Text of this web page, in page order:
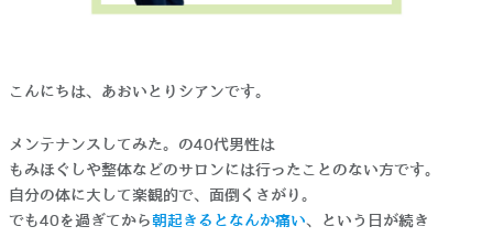
こんにちは、あおいとりシアンです。
メンテナンスしてみた。の40代男性は
もみほぐしや整体などのサロンには行ったことのない方です。
自分の体に大して楽観的で、面倒くさがり。
でも40を過ぎてから朝起きるとなんか痛い、という日が続き